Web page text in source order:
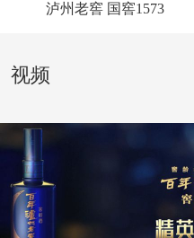
泸州老窖 国窖1573
视频